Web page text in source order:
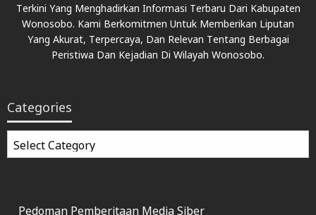
Terkini Yang Menghadirkan Informasi Terbaru Dari Kabupaten
Wonosobo. Kami Berkomitmen Untuk Memberikan Liputan
Yang Akurat, Terpercaya, Dan Relevan Tentang Berbagai
Peristiwa Dan Kejadian Di Wilayah Wonosobo.
Categories
Categories
Pedoman Pemberitaan Media Siber